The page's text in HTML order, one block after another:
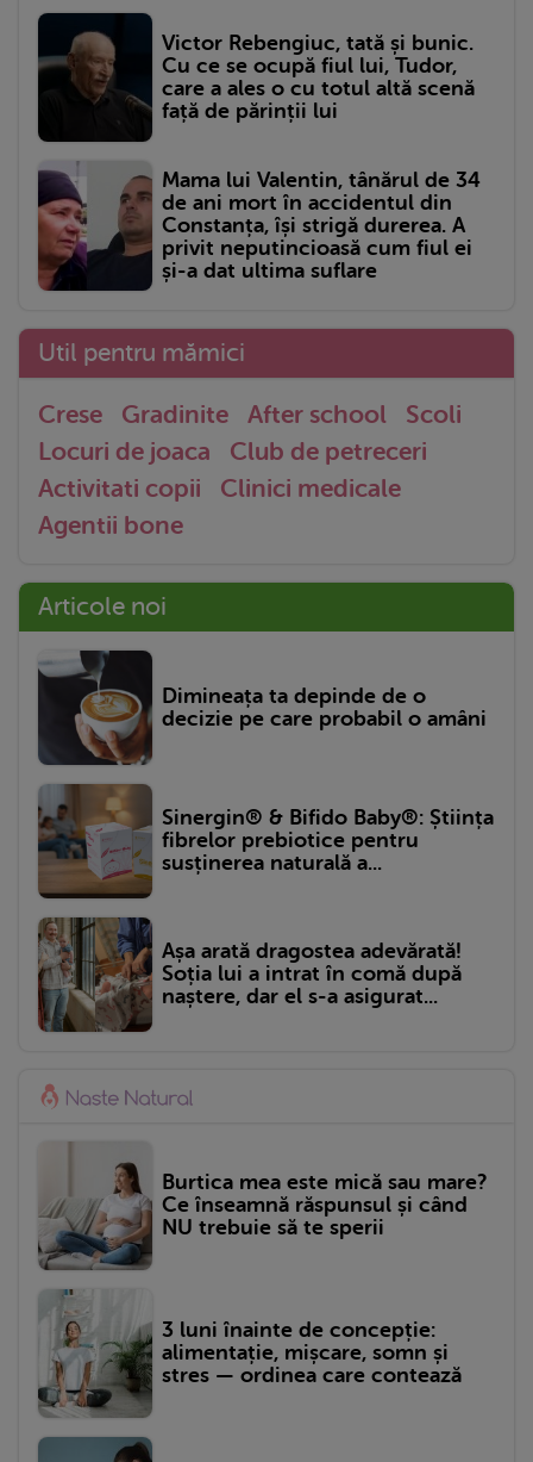
Victor Rebengiuc, tată și bunic.
Cu ce se ocupă fiul lui, Tudor,
care a ales o cu totul altă scenă
față de părinții lui
Mama lui Valentin, tânărul de 34
de ani mort în accidentul din
Constanța, își strigă durerea. A
privit neputincioasă cum fiul ei
și-a dat ultima suflare
Util pentru mămici
Crese Gradinite After school
Scoli
Locuri de joaca
Club de petreceri
Activitati copii
Clinici medicale
Agentii bone
Articole noi
Dimineața ta depinde de o
decizie pe care probabil o amâni
Sinergin® & Bifido Baby®: Știința
fibrelor prebiotice pentru
susținerea naturală a...
Așa arată dragostea adevărată!
Soția lui a intrat în comă după
naștere, dar el s-a asigurat...
Burtica mea este mică sau mare?
Ce înseamnă răspunsul și când
NU trebuie să te sperii
3 luni înainte de concepție:
alimentație, mișcare, somn și
stres — ordinea care contează